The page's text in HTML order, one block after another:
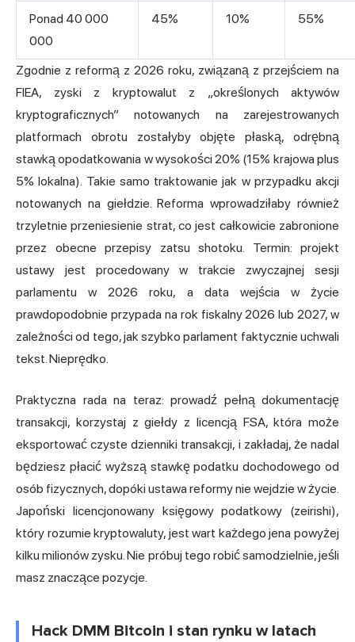
Ponad 40 000
000
45% 10% 55%
Zgodnie z reformą z 2026 roku, związaną z przejściem na
FIEA, zyski z kryptowalut z „określonych aktywów
kryptograficznych” notowanych na zarejestrowanych
platformach obrotu zostałyby objęte płaską, odrębną
stawką opodatkowania w wysokości 20% (15% krajowa plus
5% lokalna). Takie samo traktowanie jak w przypadku akcji
notowanych na giełdzie. Reforma wprowadziłaby również
trzyletnie przeniesienie strat, co jest całkowicie zabronione
przez obecne przepisy zatsu shotoku. Termin: projekt
ustawy jest procedowany w trakcie zwyczajnej sesji
parlamentu w 2026 roku, a data wejścia w życie
prawdopodobnie przypada na rok fiskalny 2026 lub 2027, w
zależności od tego, jak szybko parlament faktycznie uchwali
tekst. Nieprędko.
Praktyczna rada na teraz: prowadź pełną dokumentację
transakcji, korzystaj z giełdy z licencją FSA, która może
eksportować czyste dzienniki transakcji, i zakładaj, że nadal
będziesz płacić wyższą stawkę podatku dochodowego od
osób fizycznych, dopóki ustawa reformy nie wejdzie w życie.
Japoński licencjonowany księgowy podatkowy (zeirishi),
który rozumie kryptowaluty, jest wart każdego jena powyżej
kilku milionów zysku. Nie próbuj tego robić samodzielnie, jeśli
masz znaczące pozycje.
Hack DMM Bitcoin i stan rynku w latach